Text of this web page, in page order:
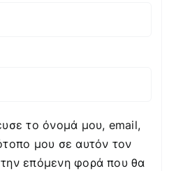
το όνομά μου, email,
μου σε αυτόν τον
επόμενη φορά που θα